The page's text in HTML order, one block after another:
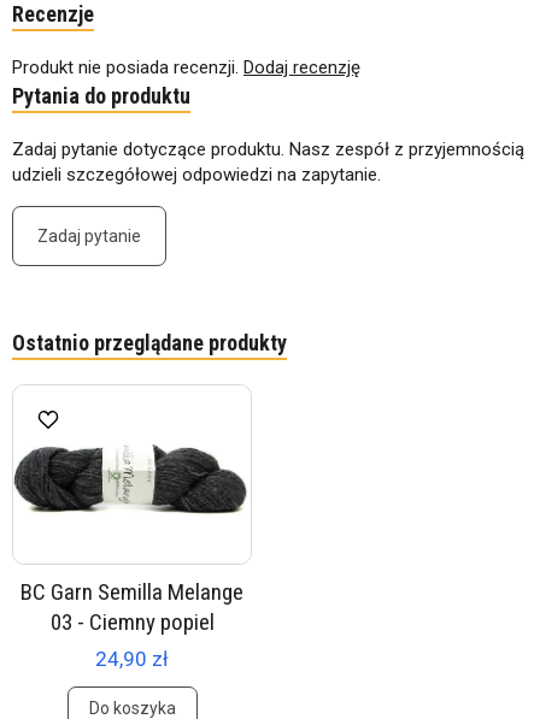
Recenzje
Produkt nie posiada recenzji. Dodaj recenzję
Pytania do produktu
Zadaj pytanie dotyczące produktu. Nasz zespół z przyjemnością
udzieli szczegółowej odpowiedzi na zapytanie.
Zadaj pytanie
Ostatnio przeglądane produkty
BC Garn Semilla Melange
03 - Ciemny popiel
24,90 zł
Do koszyka